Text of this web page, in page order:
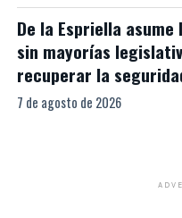
De la Espriella
sin mayorías
recuperar la
7 de agosto de 2026